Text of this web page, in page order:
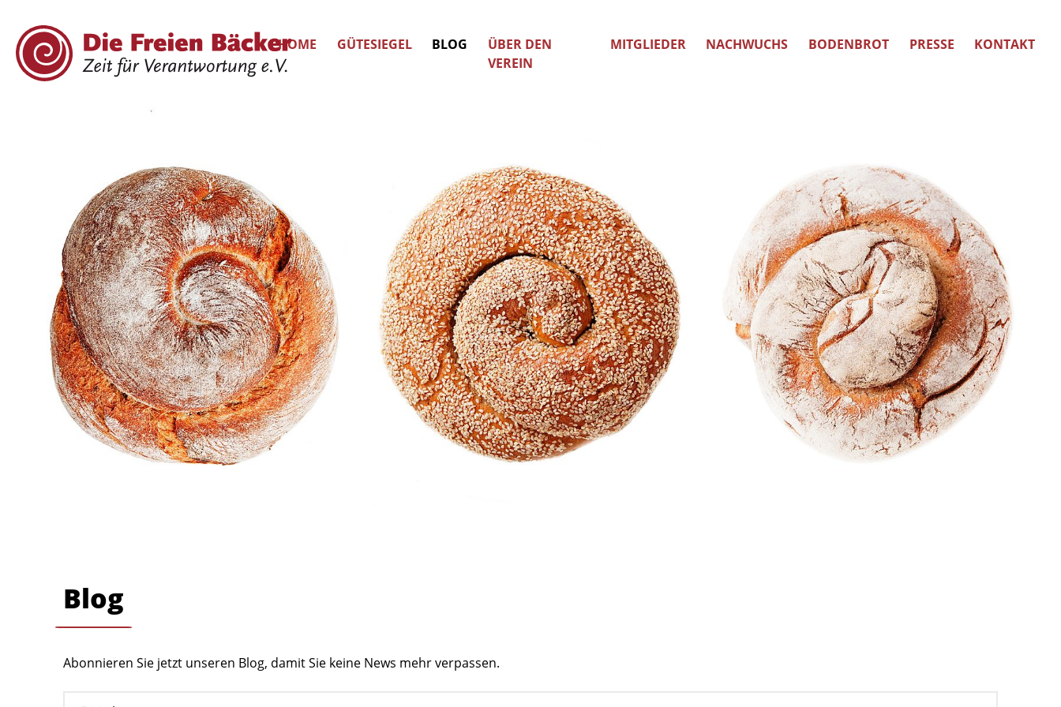
HOME GÜTESIEGEL BLOG
ÜBER DEN
VEREIN
MITGLIEDER NACHWUCHS BODENBROT PRESSE KONTAKT
Blog
Abonnieren Sie jetzt unseren Blog, damit Sie keine News mehr verpassen.